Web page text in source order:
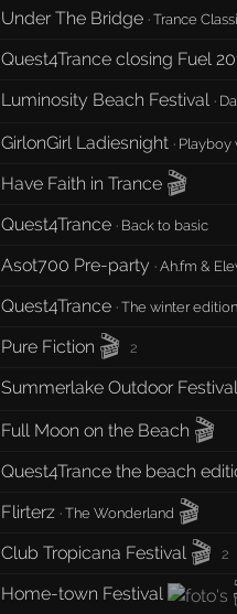
Under The Bridge ·Trance
Quest4Trance closing Fuel
Luminosity Beach Festival ·
GirlonGirl Ladiesnight · Playboy
Have Faith in Trance 🎬
Quest4Trance · Back to basic
Asot700 Pre-party ·Ah.fm &
Quest4Trance ·The winter
Pure Fiction 🎬 2
Summerlake Outdoor Festival
Full Moon on the Beach 🎬
Quest4Trance the beach
Flirterz ·The Wonderland 🎬
Club Tropicana Festival 🎬 2
Home-town Festival